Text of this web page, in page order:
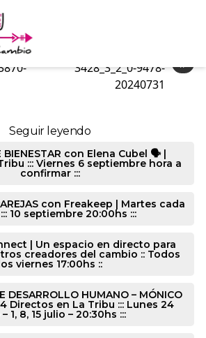
9478-20240731
»
3428_3_2_0-9478-
20240731
Seguir leyendo
BIENESTAR con Elena Cubel 🗣️ |
::: Viernes 6 septiembre hora a
confirmar :::
con Freakeep | Martes cada
10 septiembre 20:00hs :::
| Un espacio en directo para
creadores del cambio :: Todos
viernes 17:00hs ::
DESARROLLO HUMANO – MÓNICO
4 Directos en La Tribu ::: Lunes 24
1, 8, 15 julio – 20:30hs :::